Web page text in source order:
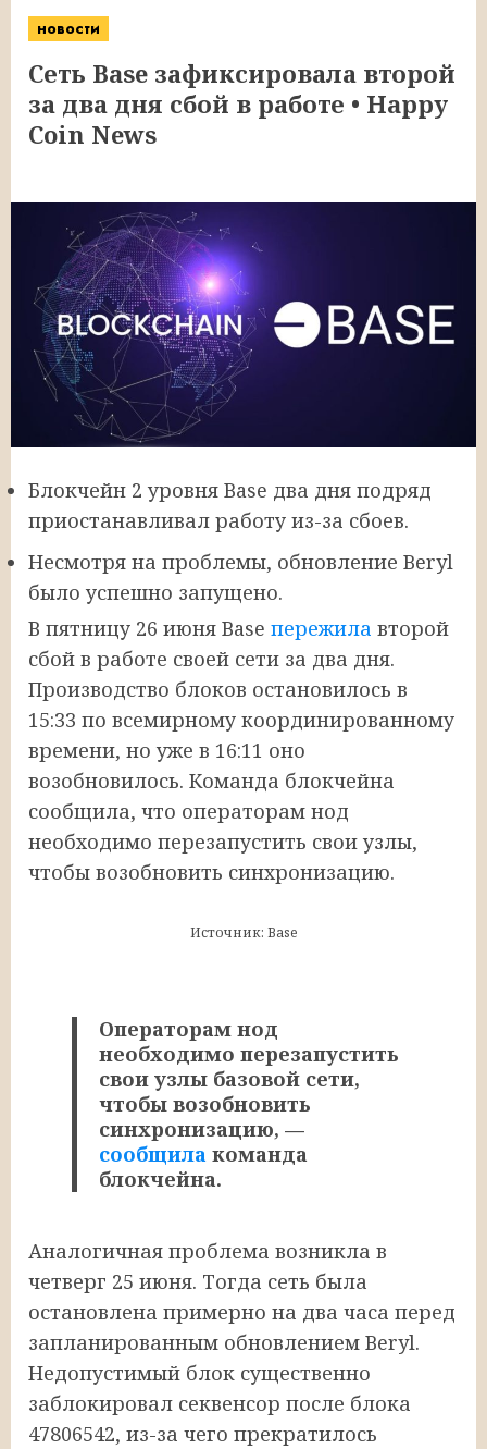
новости
Сеть Base зафиксировала второй
за два дня сбой в работе • Happy
Coin News
Блокчейн 2 уровня Base два дня подряд
приостанавливал работу из-за сбоев.
Несмотря на проблемы, обновление Beryl
было успешно запущено.
В пятницу 26 июня Base пережила второй
сбой в работе своей сети за два дня.
Производство блоков остановилось в
15:33 по всемирному координированному
времени, но уже в 16:11 оно
возобновилось. Команда блокчейна
сообщила, что операторам нод
необходимо перезапустить свои узлы,
чтобы возобновить синхронизацию.
Источник: Base
Операторам нод
необходимо перезапустить
свои узлы базовой сети,
чтобы возобновить
синхронизацию, —
сообщила команда
блокчейна.
Аналогичная проблема возникла в
четверг 25 июня. Тогда сеть была
остановлена примерно на два часа перед
запланированным обновлением Beryl.
Недопустимый блок существенно
заблокировал секвенсор после блока
47806542, из-за чего прекратилось